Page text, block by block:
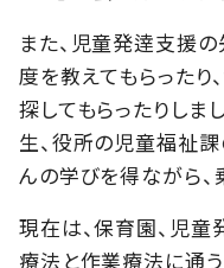
また、児童発逹支援
度を教えてもらったり
探してもらったりしま
生、役所の児童福祉課
んの学びを得ながら、
現在は、保育園、児童
療法と作業療法に通